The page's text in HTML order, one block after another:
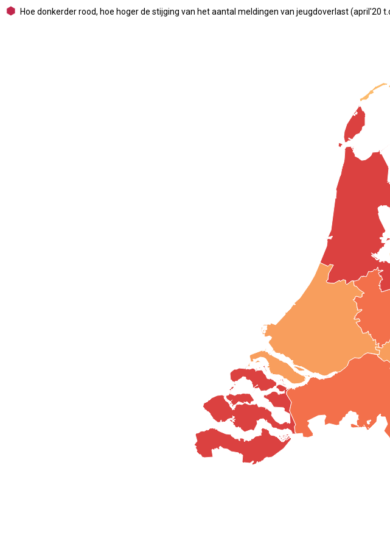
Hoe donkerder rood, hoe hoger de stijging van het aantal meldingen van jeugdoverlast (april'20